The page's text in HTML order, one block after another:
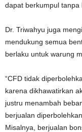
dapat berkumpul tanpa
Dr. Triwahyu juga
mendukung semua
berlaku untuk warung
“CFD tidak
karena dikhawatirkan
justru menambah
berjualan
Misalnya, berjualan